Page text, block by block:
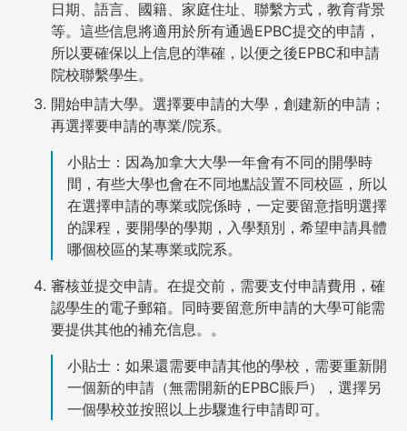
日期、語言、國籍、家庭住址、聯繫方式，教育背景
等。這些信息將適用於所有通過EPBC提交的申請，
所以要確保以上信息的準確，以便之後EPBC和申請
院校聯繫學生。
開始申請大學。選擇要申請的大學，創建新的申請；
再選擇要申請的專業/院系。
小貼士：因為加拿大大學一年會有不同的開學時
間，有些大學也會在不同地點設置不同校區，所以
在選擇申請的專業或院係時，一定要留意指明選擇
的課程，要開學的學期，入學類別，希望申請具體
哪個校區的某專業或院系。
審核並提交申請。在提交前，需要支付申請費用，確
認學生的電子郵箱。同時要留意所申請的大學可能需
要提供其他的補充信息。 。
小貼士：如果還需要申請其他的學校，需要重新開
一個新的申請（無需開新的EPBC賬戶），選擇另
一個學校並按照以上步驟進行申請即可。